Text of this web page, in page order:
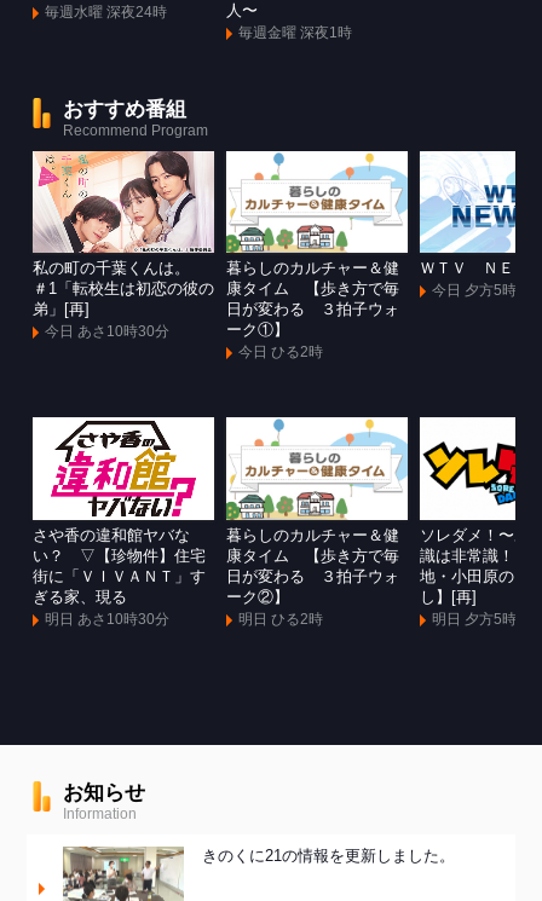
毎週水曜 深夜24時
人〜
毎週金曜 深夜1時
おすすめ番組
Recommend Program
私の町の千葉くんは。
＃1「転校生は初恋の彼の
弟」[再]
今日 あさ10時30分
暮らしのカルチャー＆健
康タイム 【歩き方で毎
日が変わる ３拍子ウォ
ーク①】
今日 ひる2時
ＷＴＶ ＮＥＷ
今日 夕方5時55
さや香の違和館ヤバな
い？ ▽【珍物件】住宅
街に「ＶＩＶＡＮＴ」す
ぎる家、現る
明日 あさ10時30分
暮らしのカルチャー＆健
康タイム 【歩き方で毎
日が変わる ３拍子ウォ
ーク②】
明日 ひる2時
ソレダメ！〜あ
識は非常識！？
地・小田原のマ
し】[再]
明日 夕方5時
お知らせ
Information
きのくに21の情報を更新しました。